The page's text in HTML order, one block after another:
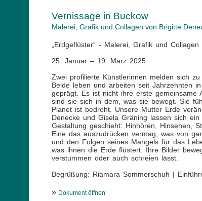
Vernissage in Buckow
Malerei, Grafik und Collagen von Brigitte
„Erdgeflüster“ - Malerei, Grafik und
25. Januar – 19. März 2025
Zwei profilierte Künstlerinnen melden sich
Beide leben und arbeiten seit Jahrzehnten
geprägt. Es ist nicht ihre erste gemeinsame
sind sie sich in dem, was sie bewegt. Sie
Planet ist bedroht. Unsere Mutter Erde
Denecke und Gisela Gräning lassen sich
Gestaltung geschieht: Hinhören, Hinsehen,
Eine das auszudrücken vermag, was von
und den Folgen seines Mangels für das
was ihnen die Erde flüstert. Ihre Bilder
verstummen oder auch schreien lässt.
Begrüßung: Riamara Sommerschuh |
» Dokument öffnen